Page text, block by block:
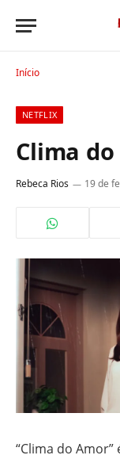
Início
NETFLIX
Clima
Rebeca Rios 19 de
“Clima do